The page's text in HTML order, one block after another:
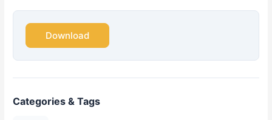
Download
Categories & Tags